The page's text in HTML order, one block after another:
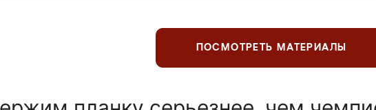
ПОСМОТРЕТЬ МАТЕРИАЛЫ